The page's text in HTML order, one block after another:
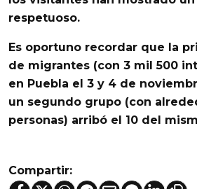
respetuoso.
Es oportuno recordar que la
de migrantes (con 3 mil 500
en Puebla el 3 y 4 de
un segundo grupo (con
personas) arribó el 10 del
Compartir: